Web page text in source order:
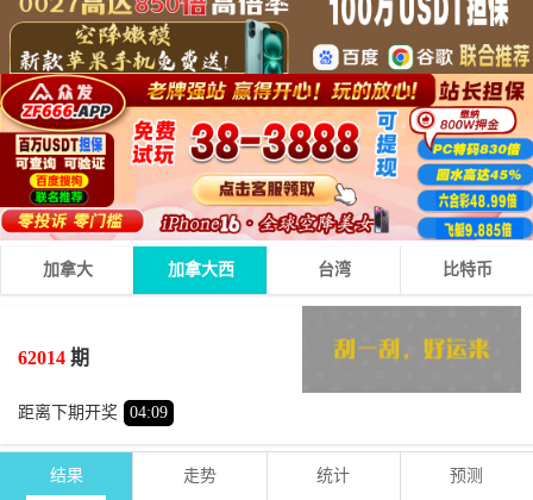
加拿大 加拿大西 台湾 比特币
62014 期
距离下期开奖 04:09
5 + 6 + 4 = 15
期号 号码
结果 走势 统计 预测